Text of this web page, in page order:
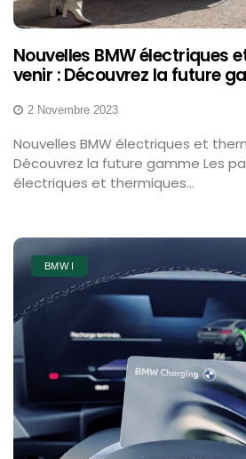
Nouvelles BMW électriques
venir : Découvrez la future
2 Novembre 2023
Nouvelles BMW électriques et
Découvrez la future gamme Les
électriques et thermiques...
BMW I